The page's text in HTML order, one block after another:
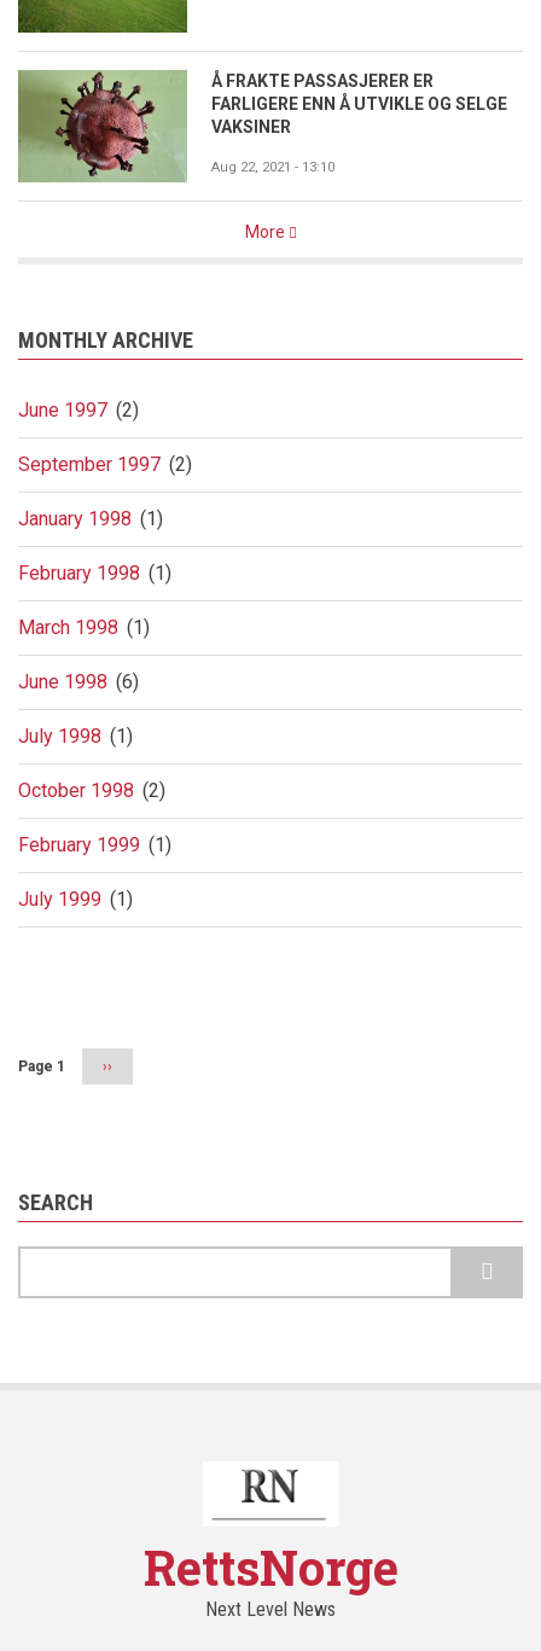
Å FRAKTE PASSASJERER ER
FARLIGERE ENN Å UTVIKLE OG SELGE
VAKSINER
Aug 22, 2021 - 13:10
More
MONTHLY ARCHIVE
June 1997 (2)
September 1997 (2)
January 1998 (1)
February 1998 (1)
March 1998 (1)
June 1998 (6)
July 1998 (1)
October 1998 (2)
February 1999 (1)
July 1999 (1)
Page 1
Next
››
SEARCH
RettsNorge
Next Level News